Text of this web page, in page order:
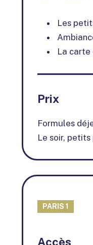
Les
La carte
Prix
Formules
Le soir, petits
PARIS 1
Accès